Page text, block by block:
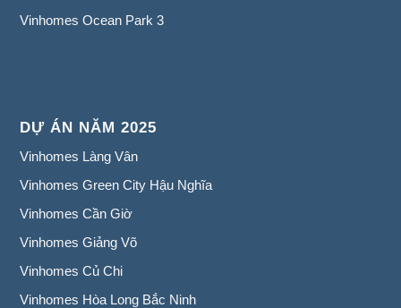
Vinhomes Ocean Park 3
DỰ ÁN NĂM 2025
Vinhomes Làng Vân
Vinhomes Green City Hậu Nghĩa
Vinhomes Cần Giờ
Vinhomes Giảng Võ
Vinhomes Củ Chi
Vinhomes Hòa Long Bắc Ninh